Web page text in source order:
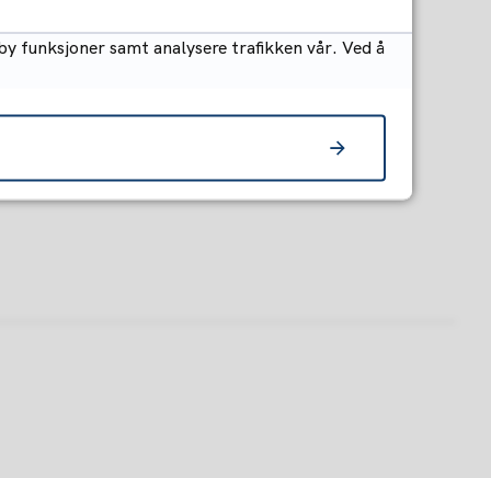
samt analysere trafikken vår. Ved å